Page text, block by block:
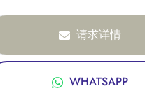
请求详情
WHATSAPP